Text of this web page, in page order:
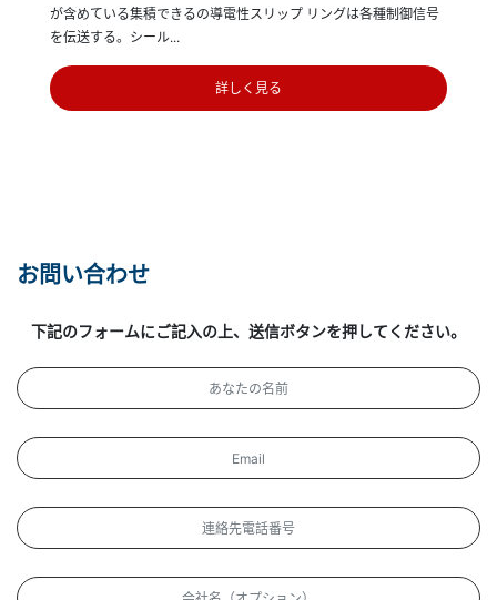
が含めている集積できるの導電性スリップ リングは各種制御信号
を伝送する。シール...
詳しく見る
お問い合わせ
下記のフォームにご記入の上、送信ボタンを押してください。